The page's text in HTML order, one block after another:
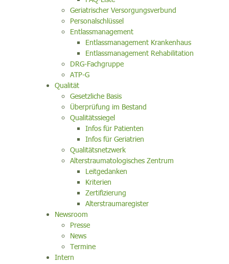
Geriatrischer Versorgungsverbund
Personalschlüssel
Entlassmanagement
Entlassmanagement Krankenhaus
Entlassmanagement Rehabilitation
DRG-Fachgruppe
ATP-G
Qualität
Gesetzliche Basis
Überprüfung im Bestand
Qualitätssiegel
Infos für Patienten
Infos für Geriatrien
Qualitätsnetzwerk
Alterstraumatologisches Zentrum
Leitgedanken
Kriterien
Zertifizierung
Alterstraumaregister
Newsroom
Presse
News
Termine
Intern